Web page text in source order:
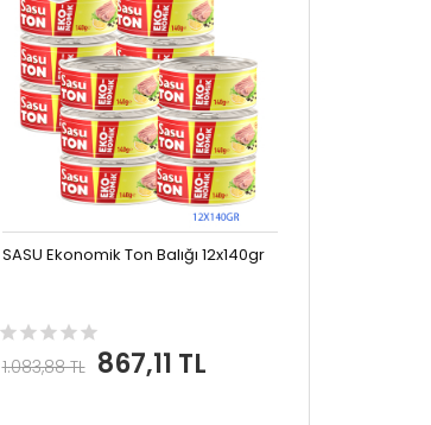
SASU Ekonomik Ton Balığı 12x140gr
1.083,88 TL 867,11 TL